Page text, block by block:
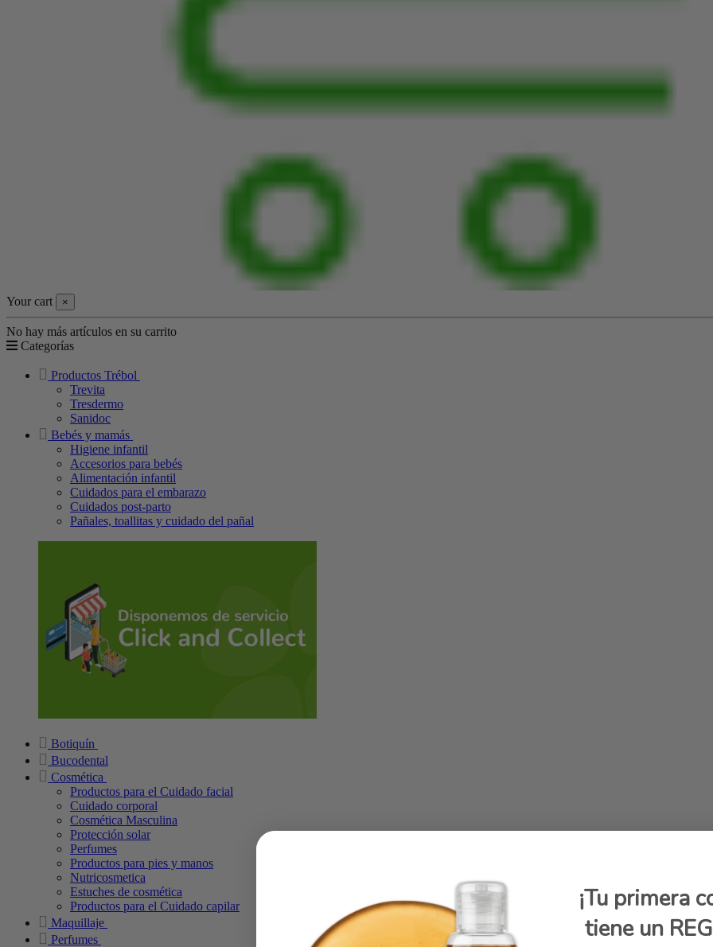
Your cart ×
No hay más artículos en su carrito
Categorías
Productos Trébol
Trevita
Tresdermo
Sanidoc
Bebés y mamás
Higiene infantil
Accesorios para bebés
Alimentación infantil
Cuidados para el embarazo
Cuidados post-parto
Pañales, toallitas y cuidado del pañal
Botiquín
Bucodental
Cosmética
Productos para el Cuidado facial
Cuidado corporal
Cosmética Masculina
Protección solar
Perfumes
Productos para pies y manos
Nutricosmetica
Estuches de cosmética
Productos para el Cuidado capilar
Maquillaje
Perfumes
¡Tu primera
tiene un